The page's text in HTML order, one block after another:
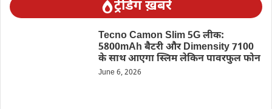
ट्रेंडिंग ख़बरें
Tecno Camon Slim 5G लीक:
5800mAh बैटरी और Dimensity 7100
के साथ आएगा स्लिम लेकिन पावरफुल फोन
June 6, 2026